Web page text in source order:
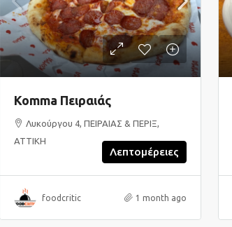
Komma Πειραιάς
Λυκούργου 4, ΠΕΙΡΑΙΑΣ & ΠΕΡΙΞ,
ΑΤΤΙΚΗ
Λεπτομέρειες
foodcritic 1 month ago